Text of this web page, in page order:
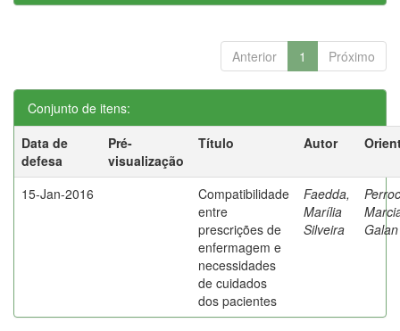
Anterior 1 Próximo
Conjunto de itens:
Data de
defesa
Pré-
visualização
Título Autor
15-Jan-2016
Compatibilidade
entre
prescrições de
enfermagem e
necessidades
de cuidados
dos pacientes
Faedda,
Marília
Silveira
Galan